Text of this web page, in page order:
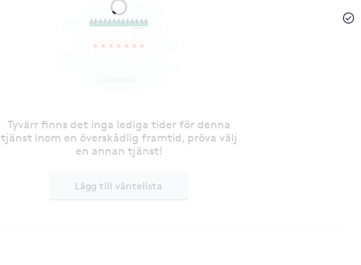
Tyvärr finns det inga lediga tider för denna
tjänst inom en överskådlig framtid, pröva välj
en annan tjänst!
Lägg till väntelista